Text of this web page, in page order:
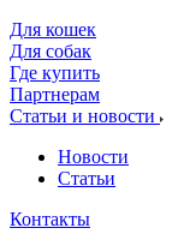
Для кошек
Для собак
Где купить
Партнерам
Статьи и новости
Новости
Статьи
Контакты